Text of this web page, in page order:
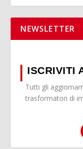
NEWSLETTER
ISCRIVITI
Tutti gli
trasformatori di